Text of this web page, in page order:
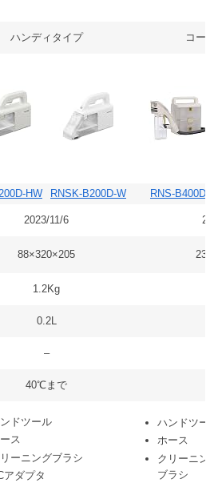
ハンディタイプ コー
HW RNSK-B200D-W RNS-B400D
2023/11/6
88×320×205
1.2Kg
0.2L
–
40℃まで
ドツール
ス
ーニングブラシ
アダプタ
ハンドツー
ホース
クリーニン
ブラシ